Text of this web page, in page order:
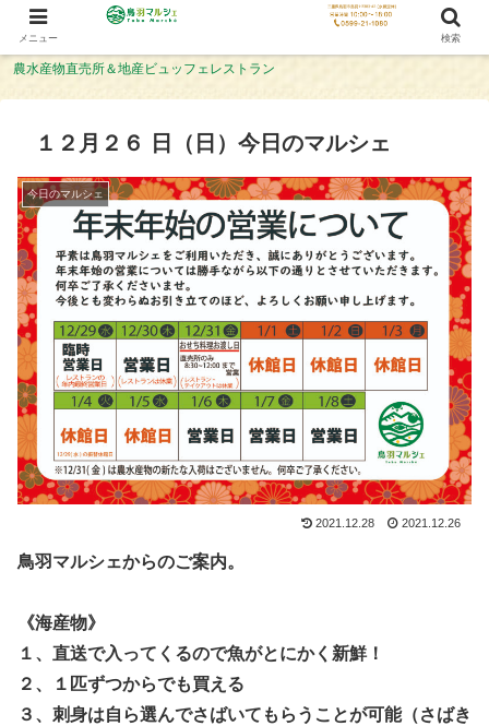
農水産物直売所＆地産ビュッフェレストラン
１２月２６ 日（日）今日のマルシェ
今日のマルシェ
2021.12.28 2021.12.26
鳥羽マルシェからのご案内。
《海産物》
１、直送で入ってくるので魚がとにかく新鮮！
２、１匹ずつからでも買える
３、刺身は自ら選んでさばいてもらうことが可能（さばき
メニュー 検索